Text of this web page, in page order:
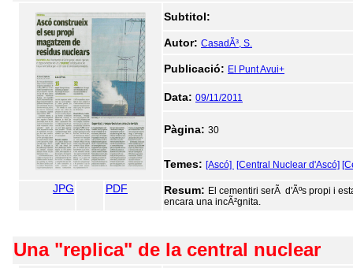
Subtitol:
Autor: CasadÃ³, S.
Publicació: El Punt Avui+
Data: 09/11/2011
Pàgina: 30
Temes: [Ascó] [Central Nuclear d'Ascó]
JPG PDF Resum: El cementiri serÃ d'Ãºs propi i
encara una incÃ²gnita.
Una "replica" de la central nuclear